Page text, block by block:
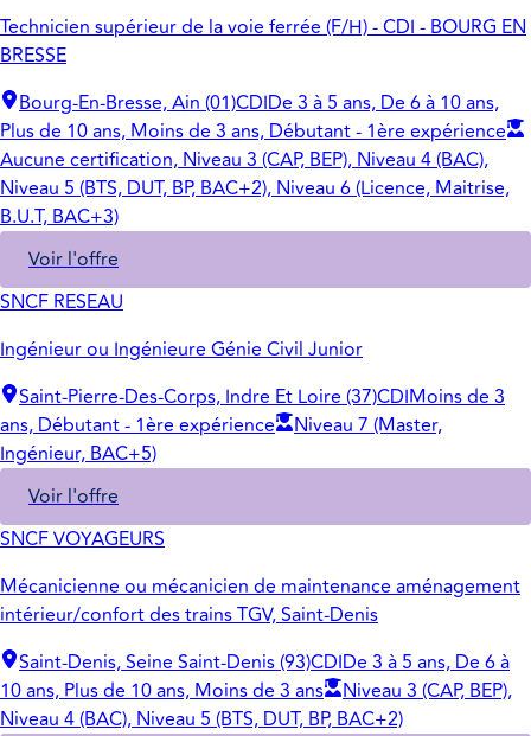
Technicien supérieur de la voie ferrée (F/H) - CDI - BOURG EN
BRESSE
Bourg-En-Bresse, Ain (01)CDIDe 3 à 5 ans, De 6 à 10 ans,
Plus de 10 ans, Moins de 3 ans, Débutant - 1ère expérience
Aucune certification, Niveau 3 (CAP, BEP), Niveau 4 (BAC),
Niveau 5 (BTS, DUT, BP, BAC+2), Niveau 6 (Licence, Maitrise,
B.U.T, BAC+3)
Voir l'offre
SNCF RESEAU
Ingénieur ou Ingénieure Génie Civil Junior
Saint-Pierre-Des-Corps, Indre Et Loire (37)CDIMoins de 3
ans, Débutant - 1ère expérience
Niveau 7 (Master,
Ingénieur, BAC+5)
Voir l'offre
SNCF VOYAGEURS
Mécanicienne ou mécanicien de maintenance aménagement
intérieur/confort des trains TGV, Saint-Denis
Saint-Denis, Seine Saint-Denis (93)CDIDe 3 à 5 ans, De 6 à
10 ans, Plus de 10 ans, Moins de 3 ans
Niveau 3 (CAP, BEP),
Niveau 4 (BAC), Niveau 5 (BTS, DUT, BP, BAC+2)